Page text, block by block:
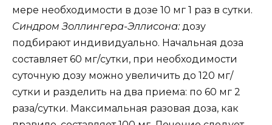
мере необходимости в дозе 10 мг 1 раз в сутки.
Синдром Золлингера-Эллисона:дозу
подбирают индивидуально. Начальная доза
составляет 60 мг/сутки, при необходимости
суточную дозу можно увеличить до 120 мг/
сутки и разделить на два приема: по 60 мг 2
раза/сутки. Максимальная разовая доза, как